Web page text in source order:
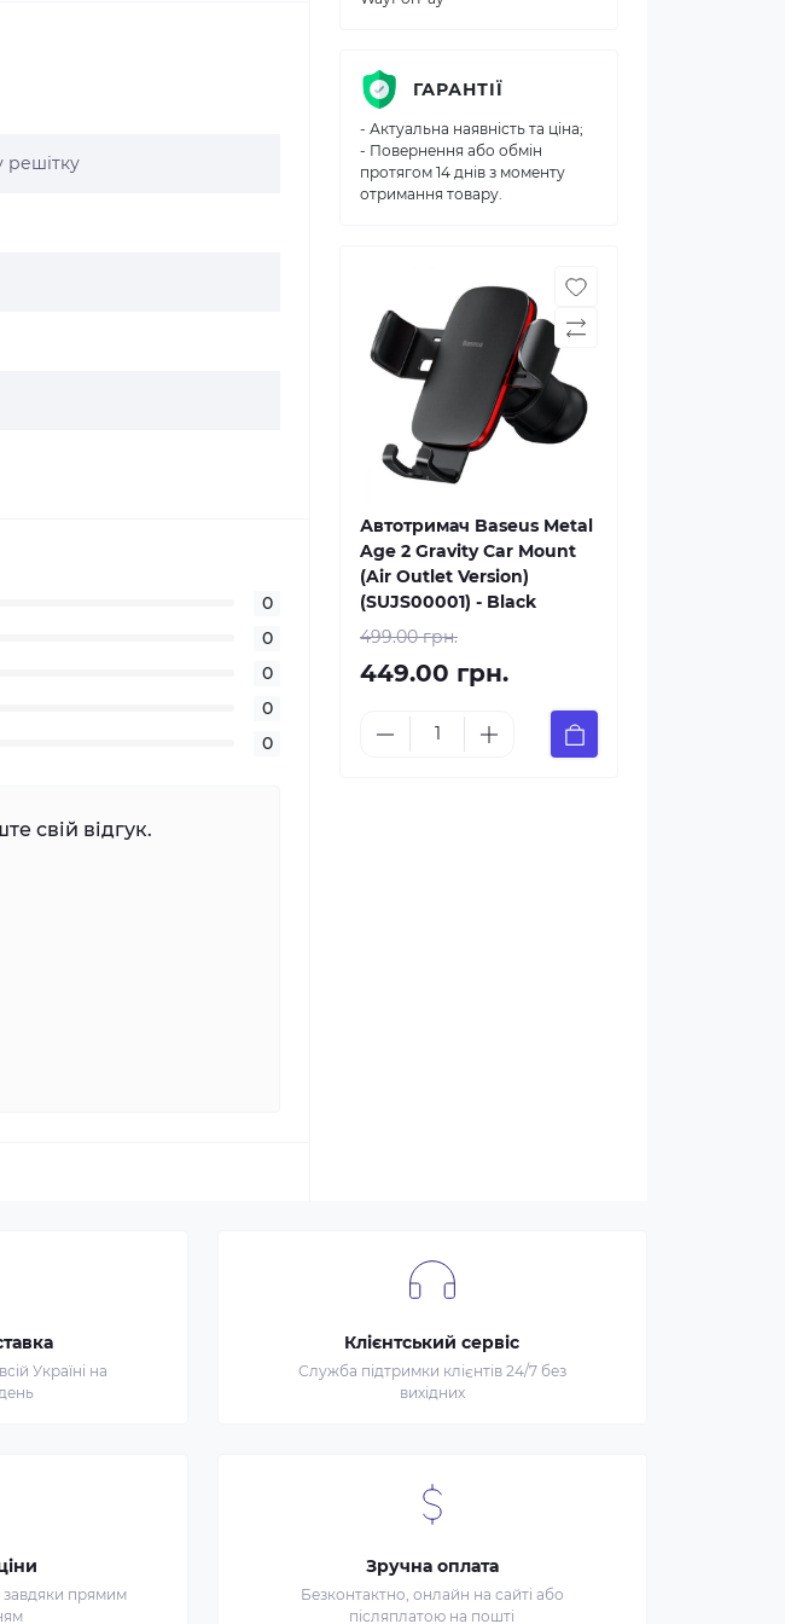
решітку
0
0
0
0
0
свій відгук.
ГАРАНТІЇ
- Актуальна наявність та ціна;
- Повернення або обмін
протягом 14 днів з моменту
отримання товару.
Автотримач Baseus Metal
Age 2 Gravity Car Mount
(Air Outlet Version)
(SUJS00001) - Black
499.00 грн.
449.00 грн.
Україні на
Клієнтський сервіс
Служба підтримки клієнтів 24/7 без
вихідних
завдяки прямим
Зручна оплата
Безконтактно, онлайн на сайті або
післяплатою на пошті